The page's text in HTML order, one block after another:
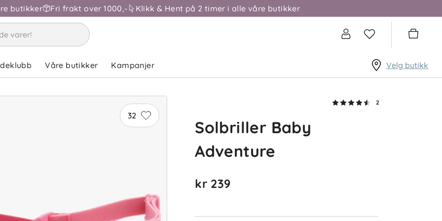
butikker Fri frakt over 1000,- Klikk & Hent på 2 timer i alle våre butikker
Våre butikker Kampanjer Velg butikk
32
2
Solbriller Baby
Adventure
kr 239